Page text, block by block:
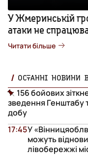
У Жмеринській
атаки не
Читати більше
ОСТАННІ НОВИНИ
156 бойових
зведення Генштабу
добу
У
можуть
лівобережжі
17:45